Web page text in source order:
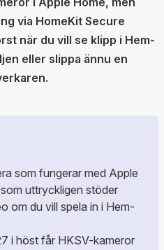
via HomeKit Secure
när du vill se klipp i Hem-
eller slippa ännu en
som fungerar med Apple
uttryckligen stöder
om du vill spela in i Hem-
i höst får HKSV-kameror